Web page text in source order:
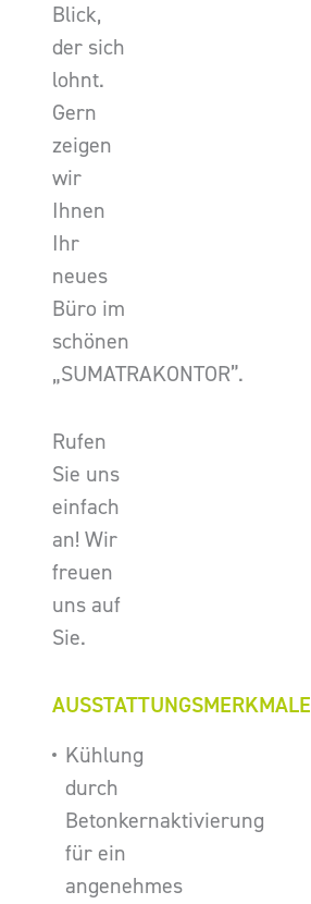
Blick,
der sich
lohnt.
Gern
zeigen
wir
Ihnen
Ihr
neues
Büro im
schönen
„SUMATRAKONTOR”.
Rufen
Sie uns
einfach
an! Wir
freuen
uns auf
Sie.
AUSSTATTUNGSMERKMALE
Kühlung
durch
Betonkernaktivierung
für ein
angenehmes